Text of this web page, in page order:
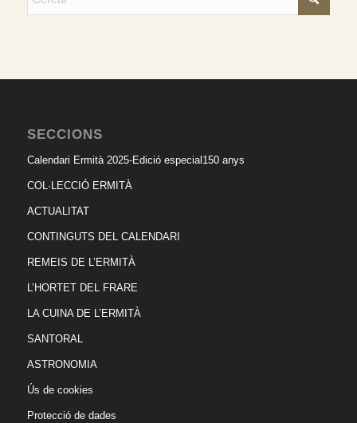
SECCIONS
Calendari Ermità 2025-Edició especial150 anys
COL·LECCIÓ ERMITÀ
ACTUALITAT
CONTINGUTS DEL CALENDARI
REMEIS DE L’ERMITÀ
L’HORTET DEL FRARE
LA CUINA DE L’ERMITÀ
SANTORAL
ASTRONOMIA
Ús de cookies
Protecció de dades